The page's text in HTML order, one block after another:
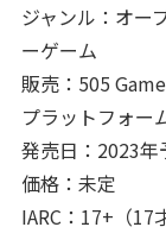
ジャンル：オー
ーゲーム
販売：505
プラットフォー
発売日：2023年
価格：未定
IARC：17+（17